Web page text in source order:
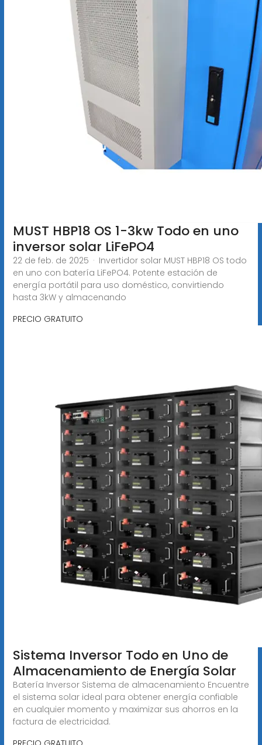
MUST HBP18 OS 1-3kw Todo en uno
inversor solar LiFePO4
22 de feb. de 2025 · Invertidor solar MUST HBP18 OS todo
en uno con batería LiFePO4. Potente estación de
energía portátil para uso doméstico, convirtiendo
hasta 3kW y almacenando
PRECIO GRATUITO
Sistema Inversor Todo en Uno de
Almacenamiento de Energía Solar
Batería Inversor Sistema de almacenamiento Encuentre
el sistema solar ideal para obtener energía confiable
en cualquier momento y maximizar sus ahorros en la
factura de electricidad.